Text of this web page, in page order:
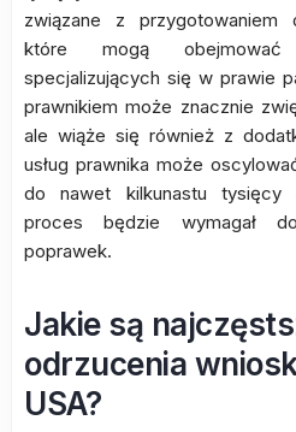
związane z przygotowaniem
które mogą obejmować
specjalizujących się w prawie
prawnikiem może znacznie
ale wiąże się również z
usług prawnika może
do nawet kilkunastu tysięcy
proces będzie wymagał
poprawek.
Jakie są
odrzucenia
USA?